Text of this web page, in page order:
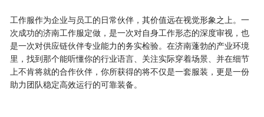
工作服作为企业与员工的日常伙伴，其价值远在视觉形象之上。一
次成功的济南工作服定做，是一次对自身工作形态的深度审视，也
是一次对供应链伙伴专业能力的务实检验。在济南蓬勃的产业环境
里，找到那个能听懂你的行业语言、关注实际穿着场景、并在细节
上不肯将就的合作伙伴，你所获得的将不仅是一套服装，更是一份
助力团队稳定高效运行的可靠装备。